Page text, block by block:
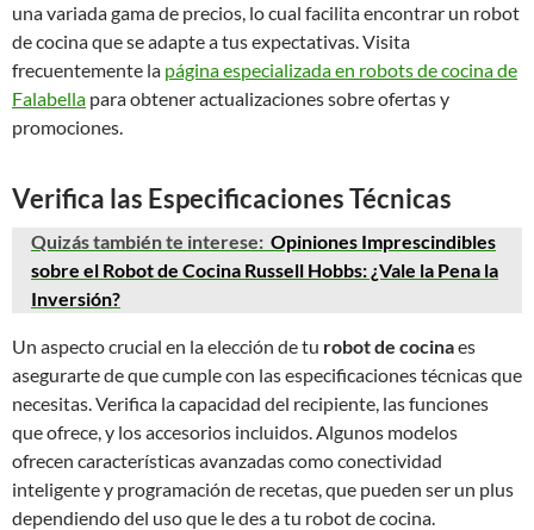
una variada gama de precios, lo cual facilita encontrar un robot
de cocina que se adapte a tus expectativas. Visita
frecuentemente la página especializada en robots de cocina de
Falabella para obtener actualizaciones sobre ofertas y
promociones.
Verifica las Especificaciones Técnicas
Quizás también te interese: Opiniones Imprescindibles
sobre el Robot de Cocina Russell Hobbs: ¿Vale la Pena la
Inversión?
Un aspecto crucial en la elección de tu robot de cocinaes
asegurarte de que cumple con las especificaciones técnicas que
necesitas. Verifica la capacidad del recipiente, las funciones
que ofrece, y los accesorios incluidos. Algunos modelos
ofrecen características avanzadas como conectividad
inteligente y programación de recetas, que pueden ser un plus
dependiendo del uso que le des a tu robot de cocina.